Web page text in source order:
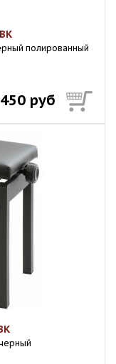
полированный
руб